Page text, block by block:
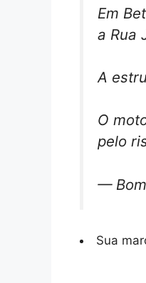
Em
a Rua
A
O
pelo
—
Sua